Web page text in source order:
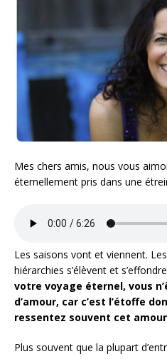
Mes chers amis, nous vous
éternellement pris dans une
Les saisons vont et viennent.
hiérarchies s’élèvent et
votre voyage éternel, vous
d’amour, car c’est l’étoffe
ressentez souvent cet
Plus souvent que la plupart